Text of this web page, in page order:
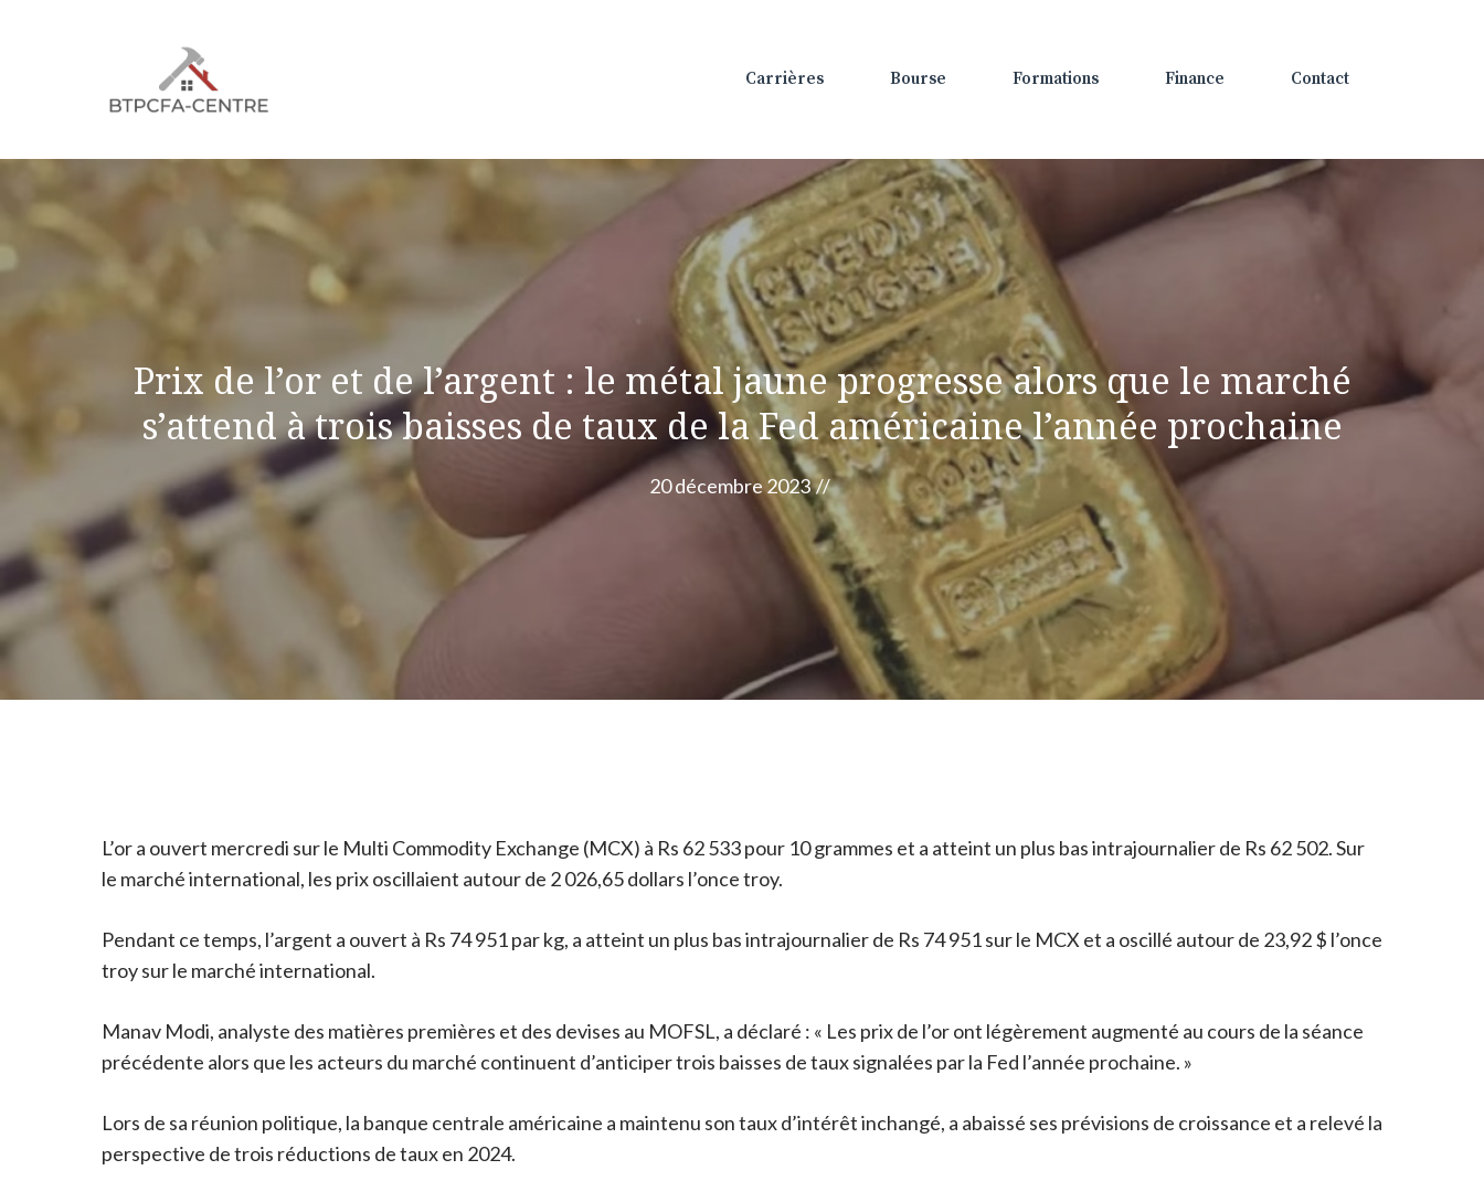
Carrières Bourse Formations Finance Contact
Prix ​​de l’or et de l’argent : le métal jaune progresse alors que le marché
s’attend à trois baisses de taux de la Fed américaine l’année prochaine
20 décembre 2023 //
L’or a ouvert mercredi sur le Multi Commodity Exchange (MCX) à Rs 62 533 pour 10 grammes et a atteint un plus bas intrajournalier de Rs 62 502. Sur
le marché international, les prix oscillaient autour de 2 026,65 dollars l’once troy.
Pendant ce temps, l’argent a ouvert à Rs 74 951 par kg, a atteint un plus bas intrajournalier de Rs 74 951 sur le MCX et a oscillé autour de 23,92 $ l’once
troy sur le marché international.
Manav Modi, analyste des matières premières et des devises au MOFSL, a déclaré : « Les prix de l’or ont légèrement augmenté au cours de la séance
précédente alors que les acteurs du marché continuent d’anticiper trois baisses de taux signalées par la Fed l’année prochaine. »
Lors de sa réunion politique, la banque centrale américaine a maintenu son taux d’intérêt inchangé, a abaissé ses prévisions de croissance et a relevé la
perspective de trois réductions de taux en 2024.